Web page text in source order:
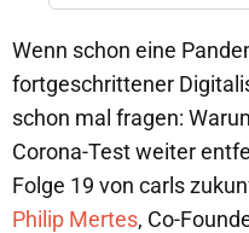
Wenn schon eine
fortgeschrittener
schon mal fragen:
Corona-Test weiter
Folge 19 von carls
Philip Mertes, Co-